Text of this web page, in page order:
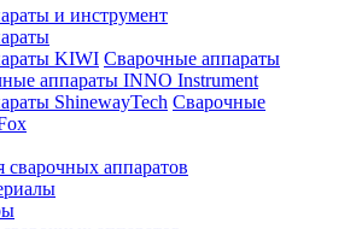
и инструмент
KIWI Сварочные аппараты
аппараты INNO Instrument
ShinewayTech Cварочные
сварочных аппаратов